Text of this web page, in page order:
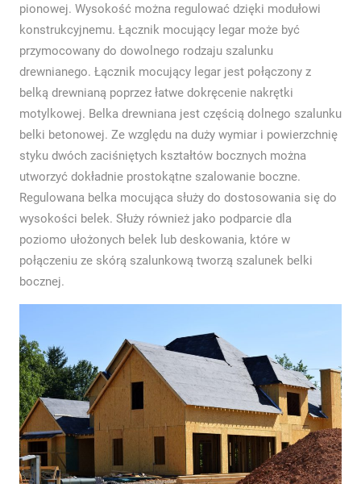
pionowej. Wysokość można regulować dzięki modułowi
konstrukcyjnemu. Łącznik mocujący legar może być
przymocowany do dowolnego rodzaju szalunku
drewnianego. Łącznik mocujący legar jest połączony z
belką drewnianą poprzez łatwe dokręcenie nakrętki
motylkowej. Belka drewniana jest częścią dolnego szalunku
belki betonowej. Ze względu na duży wymiar i powierzchnię
styku dwóch zaciśniętych kształtów bocznych można
utworzyć dokładnie prostokątne szalowanie boczne.
Regulowana belka mocująca służy do dostosowania się do
wysokości belek. Służy również jako podparcie dla
poziomo ułożonych belek lub deskowania, które w
połączeniu ze skórą szalunkową tworzą szalunek belki
bocznej.